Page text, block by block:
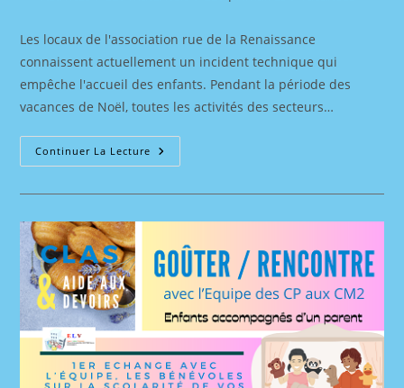
Les locaux de l'association rue de la Renaissance
connaissent actuellement un incident technique qui
empêche l'accueil des enfants. Pendant la période des
vacances de Noël, toutes les activités des secteurs…
Continuer La Lecture Accueil
Pendant
2024